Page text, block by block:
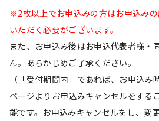
※2枚以上でお申込みの方はお申込み
いただく必要がございます。
また、お申込み後はお申込代表者様・
ん。あらかじめご了承ください。
（「受付期間内」であれば、お申込み
ページよりお申込みキャンセルをする
能です。お申込みキャンセルをし、変